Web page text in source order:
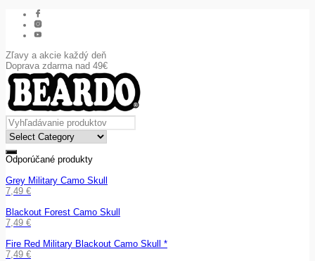
Zľavy a akcie každý deň
Doprava zdarma nad 49€
Odporúčané produkty
Grey Military Camo Skull
7,49 €
Blackout Forest Camo Skull
7,49 €
Fire Red Military Blackout Camo Skull *
7,49 €